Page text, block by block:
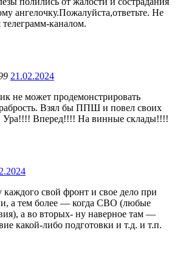
ангелочку.Пожалуйста,ответьте. Не
телеграмм-каналом.
21.02.2024
не может продемонстрировать
Взял бы ППШ и повел своих
Ура!!!! Вперед!!!! На винные склады!!!!
свой фронт и свое дело при
а тем более — когда СВО (любые
а во вторых- ну наверное там —
какой-либо подготовки и т.д. и т.п.